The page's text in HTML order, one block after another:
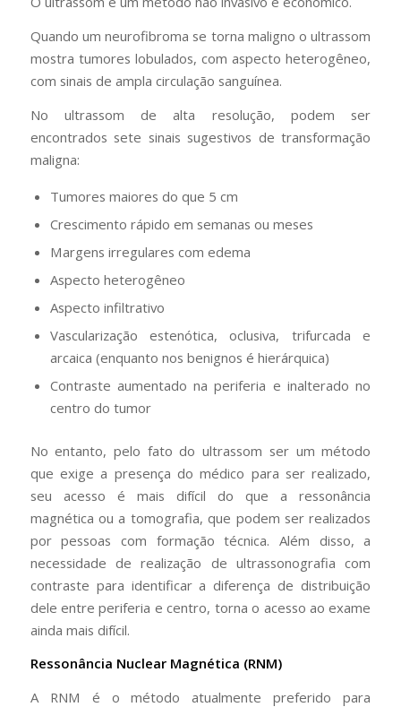
Quando um neurofibroma se torna maligno o ultrassom
mostra tumores lobulados, com aspecto heterogêneo,
com sinais de ampla circulação sanguínea.
No ultrassom de alta resolução, podem ser
encontrados sete sinais sugestivos de transformação
maligna:
Tumores maiores do que 5 cm
Crescimento rápido em semanas ou meses
Margens irregulares com edema
Aspecto heterogêneo
Aspecto infiltrativo
Vascularização estenótica, oclusiva, trifurcada e
arcaica (enquanto nos benignos é hierárquica)
Contraste aumentado na periferia e inalterado no
centro do tumor
No entanto, pelo fato do ultrassom ser um método
que exige a presença do médico para ser realizado,
seu acesso é mais difícil do que a ressonância
magnética ou a tomografia, que podem ser realizados
por pessoas com formação técnica. Além disso, a
necessidade de realização de ultrassonografia com
contraste para identificar a diferença de distribuição
dele entre periferia e centro, torna o acesso ao exame
ainda mais difícil.
Ressonância Nuclear Magnética (RNM)
A RNM é o método atualmente preferido para